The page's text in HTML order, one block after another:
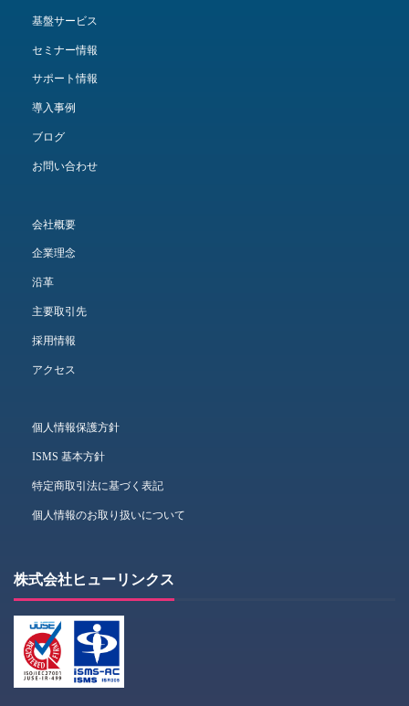
基盤サービス
セミナー情報
サポート情報
導入事例
ブログ
お問い合わせ
会社概要
企業理念
沿革
主要取引先
採用情報
アクセス
個人情報保護方針
ISMS 基本方針
特定商取引法に基づく表記
個人情報のお取り扱いについて
株式会社ヒューリンクス